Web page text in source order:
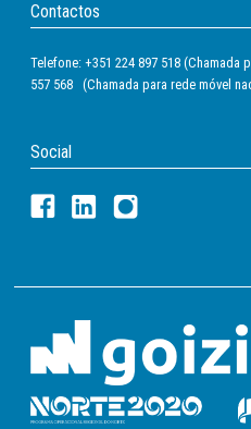
Contactos
Telefone: +351 224 897 518 (Chamada
557 568 (Chamada para rede móvel
Social